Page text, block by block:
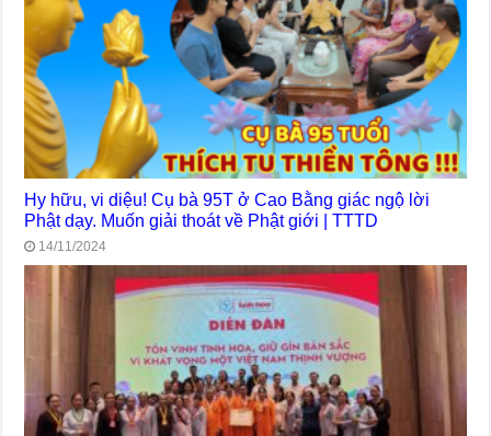
Hy hữu, vi diệu! Cụ bà 95T ở Cao Bằng giác ngộ lời
Phật dạy. Muốn giải thoát về Phật giới | TTTD
14/11/2024